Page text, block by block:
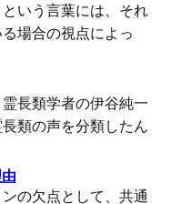
という言葉には、それ
場合の視点によっ
長類学者の伊谷純一
類の声を分類したん
の欠点として、共通